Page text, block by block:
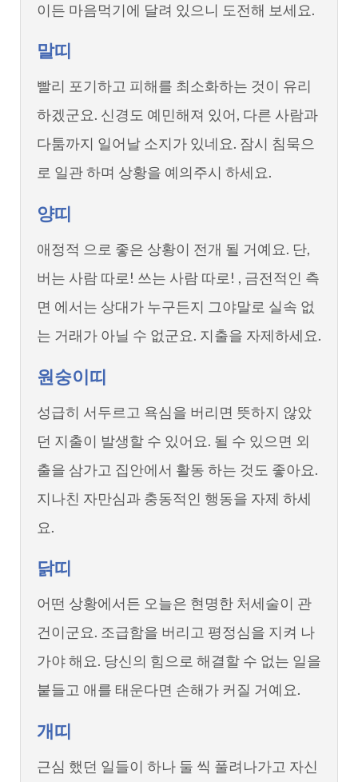
이든 마음먹기에 달려 있으니 도전해 보세요.
말띠
빨리 포기하고 피해를 최소화하는 것이 유리
하겠군요. 신경도 예민해져 있어, 다른 사람과
다툼까지 일어날 소지가 있네요. 잠시 침묵으
로 일관 하며 상황을 예의주시 하세요.
양띠
애정적 으로 좋은 상황이 전개 될 거예요. 단,
버는 사람 따로! 쓰는 사람 따로! , 금전적인 측
면 에서는 상대가 누구든지 그야말로 실속 없
는 거래가 아닐 수 없군요. 지출을 자제하세요.
원숭이띠
성급히 서두르고 욕심을 버리면 뜻하지 않았
던 지출이 발생할 수 있어요. 될 수 있으면 외
출을 삼가고 집안에서 활동 하는 것도 좋아요.
지나친 자만심과 충동적인 행동을 자제 하세
요.
닭띠
어떤 상황에서든 오늘은 현명한 처세술이 관
건이군요. 조급함을 버리고 평정심을 지켜 나
가야 해요. 당신의 힘으로 해결할 수 없는 일을
붙들고 애를 태운다면 손해가 커질 거예요.
개띠
근심 했던 일들이 하나 둘 씩 풀려나가고 자신